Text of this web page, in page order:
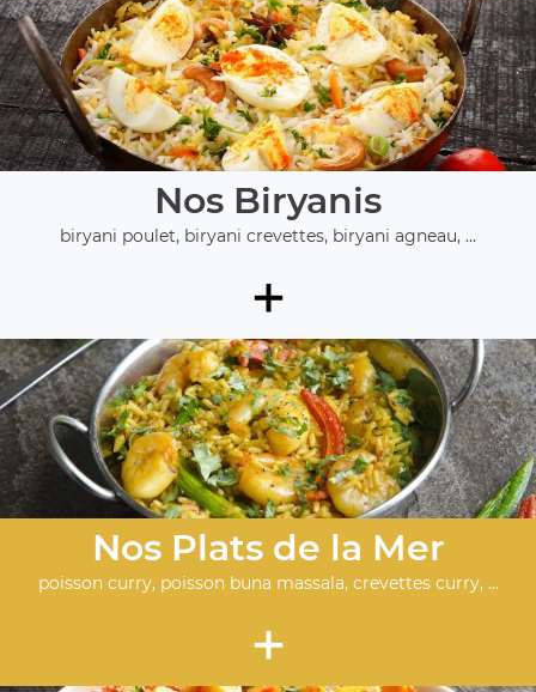
Nos Biryanis
biryani poulet, biryani crevettes, biryani agneau, ...
+
Nos Plats de la Mer
poisson curry, poisson buna massala, crevettes curry, ...
+